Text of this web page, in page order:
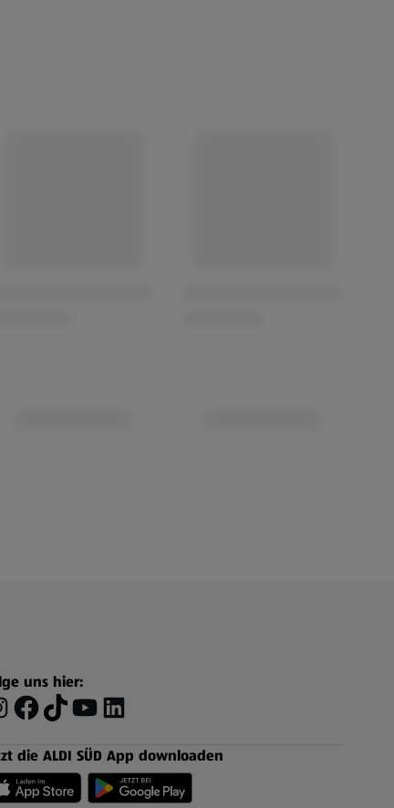
uns hier:
die ALDI SÜD App downloaden